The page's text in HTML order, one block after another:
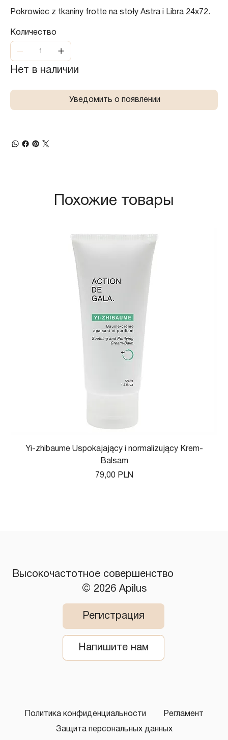
Pokrowiec z tkaniny frotte na stoły Astra i Libra 24x72.
Количество
Нет в наличии
Уведомить о появлении
Похожие товары
Yi-zhibaume Uspokajający i normalizujący Krem-
Balsam
Цена
79,00 PLN
​Высокочастотное совершенство
© 2026 Apilus
Политика конфиденциальности Регламент
Защита персональных данных
Регистрация
Напишите нам